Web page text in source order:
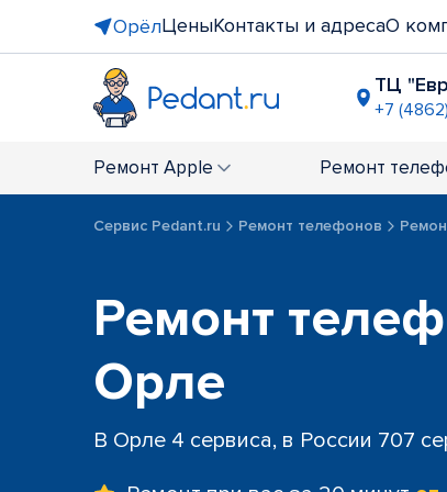
ОрёлЦеныКонтакты и адресаО
ТЦ
+7
+7
Ремонт Apple Ремонт
Сервис Pedant.ru Ремонт телефонов
Ремонт
Орле
В Орле 4 сервиса, в России 707